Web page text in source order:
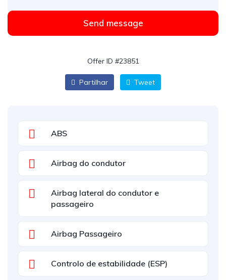
Send message
Offer ID #23851
Partilhar Tweet
ABS
Airbag do condutor
Airbag lateral do condutor e
passageiro
Airbag Passageiro
Controlo de estabilidade (ESP)